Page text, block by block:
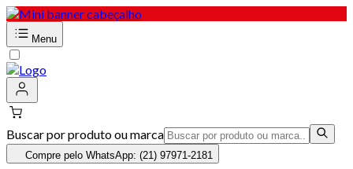
Menu
Buscar por produto ou marca
Compre pelo WhatsApp: (21) 97971-2181